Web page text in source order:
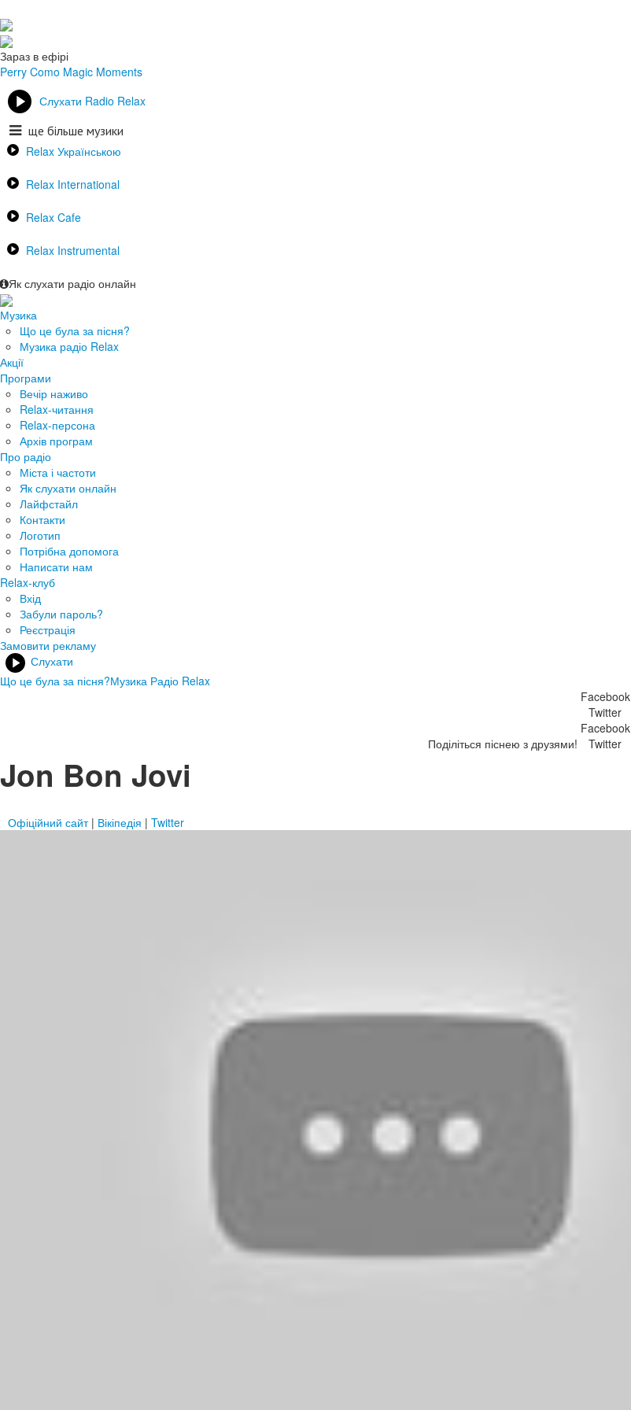
Зараз в ефірі
Perry Como Magic Moments
Слухати Radio Relax
ще більше музики
Relax Українською
Relax International
Relax Cafe
Relax Instrumental
Як слухати радіо онлайн
Музика
Що це була за пісня?
Музика радіо Relax
Акції
Програми
Вечір наживо
Relax-читання
Relax-персона
Архів програм
Про радіо
Міста і частоти
Як слухати онлайн
Лайфстайл
Контакти
Логотип
Потрібна допомога
Написати нам
Relax-клуб
Вхід
Забули пароль?
Реєстрація
Замовити рекламу
Слухати
Що це була за пісня?Музика Радіо Relax
Поділіться піснею з друзями!
Facebook
Twitter
Facebook
Twitter
Jon Bon Jovi
Офіційний сайт| Вікіпедія | Twitter